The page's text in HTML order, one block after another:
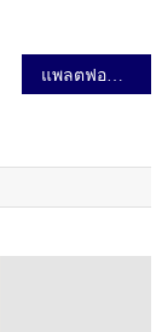
แพลตฟอร์มแห่งความห่วงใย Thai.care รวมพลัง 3 แคร์ “ร้านค้าแคร์–ลูกค้าแคร์–สังคมแคร์” ยกระดับมาตรฐานความปลอดภัย เดินหน้าเศรษฐกิจไทยวิถีใหม่ (New Normal) อย่างยั่งยืน